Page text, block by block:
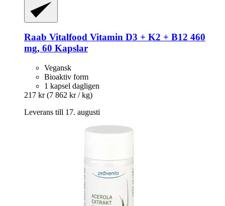
Raab Vitalfood Vitamin D3 + K2 + B12 460
mg, 60 Kapslar
Vegansk
Bioaktiv form
1 kapsel dagligen
217 kr (7 862 kr / kg)
Leverans till 17. augusti